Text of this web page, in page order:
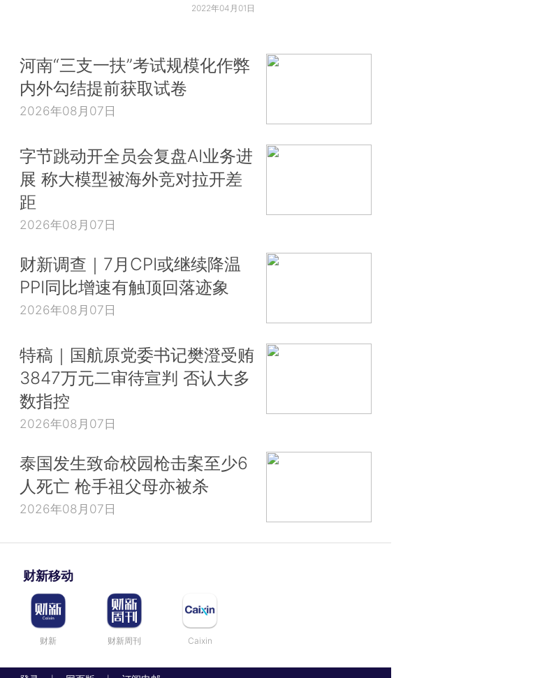
2022年04月01日
河南“三支一扶”考试规模化作弊
内外勾结提前获取试卷
2026年08月07日
字节跳动开全员会复盘AI业务进
展 称大模型被海外竞对拉开差
距
2026年08月07日
财新调查｜7月CPI或继续降温
PPI同比增速有触顶回落迹象
2026年08月07日
特稿｜国航原党委书记樊澄受贿
3847万元二审待宣判 否认大多
数指控
2026年08月07日
泰国发生致命校园枪击案至少6
人死亡 枪手祖父母亦被杀
2026年08月07日
财新移动
财新 财新周刊 Caixin